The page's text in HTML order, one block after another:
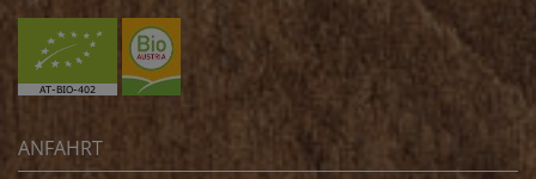
ANFAHRT